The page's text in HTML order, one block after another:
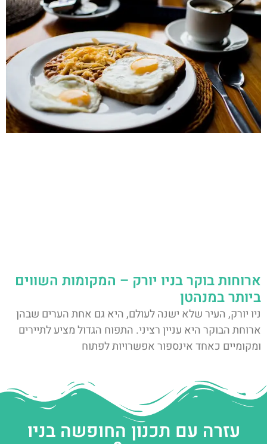
ארוחות בוקר בניו יורק – המקומות השווים
ביותר במנהטן
ניו יורק, העיר שלא ישנה לעולם, היא גם אחת הערים שבהן
ארוחת הבוקר היא עניין רציני. התפוח הגדול מציע לתיירים
ומקומיים כאחד אינספור אפשרויות לפתוח
עזרה עם תכנון החופשה בניו